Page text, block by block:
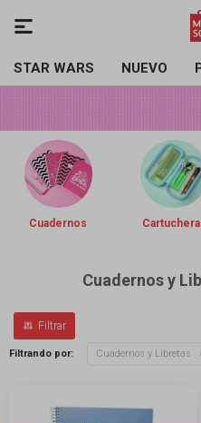
STAR WARS NUEVO

Cuadernos
Cuadernos y
Filtrando por: Cuadernos y Libretas